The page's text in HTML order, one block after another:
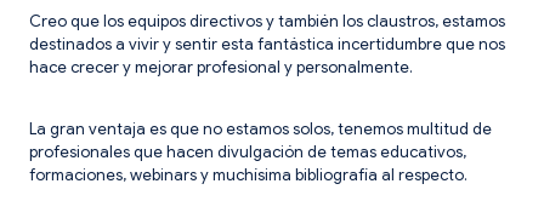
Creo que los equipos directivos y también los claustros, estamos
destinados a vivir y sentir esta fantástica incertidumbre que nos
hace crecer y mejorar profesional y personalmente.
La gran ventaja es que no estamos solos, tenemos multitud de
profesionales que hacen divulgación de temas educativos,
formaciones, webinars y muchísima bibliografía al respecto.